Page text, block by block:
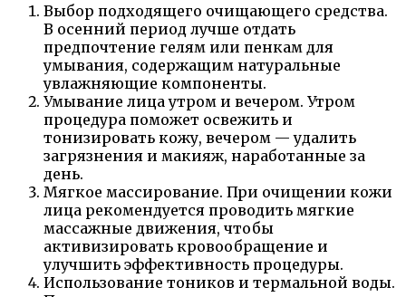
Выбор подходящего очищающего средства.
В осенний период лучше отдать
предпочтение гелям или пенкам для
умывания, содержащим натуральные
увлажняющие компоненты.
Умывание лица утром и вечером. Утром
процедура поможет освежить и
тонизировать кожу, вечером — удалить
загрязнения и макияж, наработанные за
день.
Мягкое массирование. При очищении кожи
лица рекомендуется проводить мягкие
массажные движения, чтобы
активизировать кровообращение и
улучшить эффективность процедуры.
Использование тоников и термальной воды.